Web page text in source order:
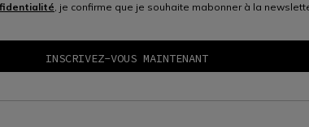
, je confirme que je souhaite mabonner à la